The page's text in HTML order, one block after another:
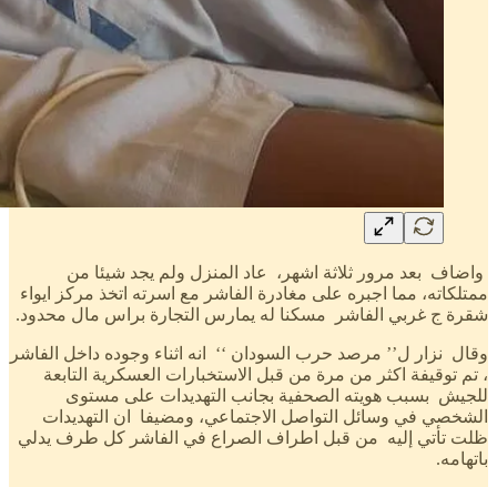
واضاف بعد مرور ثلاثة اشهر، عاد المنزل ولم يجد شيئا من
ممتلكاته، مما اجبره على مغادرة الفاشر مع اسرته اتخذ مركز ايواء
شقرة ج غربي الفاشر مسكنا له يمارس التجارة براس مال محدود.
وقال نزار ل’’ مرصد حرب السودان ‘‘ انه اثناء وجوده داخل الفاشر
، تم توقيفة اكثر من مرة من قبل الاستخبارات العسكرية التابعة
للجيش بسبب هويته الصحفية بجانب التهديدات على مستوى
الشخصي في وسائل التواصل الاجتماعي، ومضيفا ان التهديدات
ظلت تأتي إليه من قبل اطراف الصراع في الفاشر كل طرف يدلي
باتهامه.